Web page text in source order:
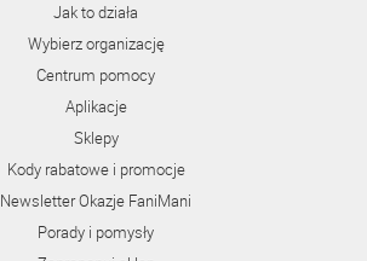
Jak to działa
Wybierz organizację
Centrum pomocy
Aplikacje
Sklepy
Kody rabatowe i promocje
Newsletter Okazje FaniMani
Porady i pomysły